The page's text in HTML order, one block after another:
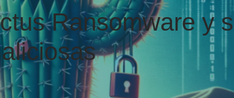
Ransomware y